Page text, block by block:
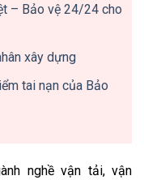
– Bảo vệ 24/24 cho
xây dựng
tai nạn của Bảo
nghề vận tải, vận